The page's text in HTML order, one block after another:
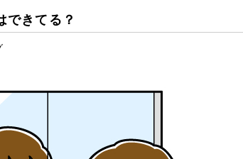
できてる？